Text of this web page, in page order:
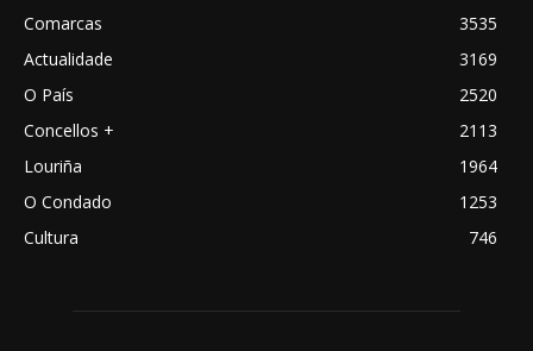
Comarcas
3535
Actualidade
3169
O País
2520
Concellos +
2113
Louriña
1964
O Condado
1253
Cultura
746